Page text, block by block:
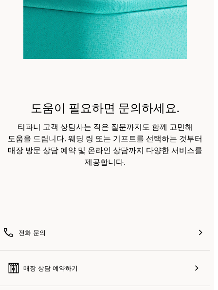
도움이 필요하면 문의하세요.
티파니 고객 상담사는 작은 질문까지도 함께 고민해
도움을 드립니다. 웨딩 링 또는 기프트를 선택하는 것부터
매장 방문 상담 예약 및 온라인 상담까지 다양한 서비스를
제공합니다.
전화 문의
매장 상담 예약하기